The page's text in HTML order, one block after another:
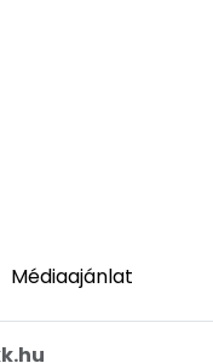
Médiaajánlat